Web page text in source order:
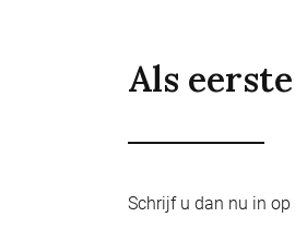
Als
Schrijf u dan nu in op